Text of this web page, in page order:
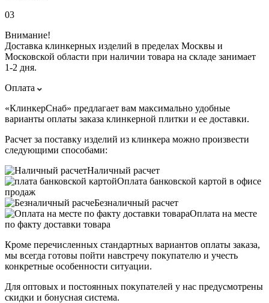
03
Внимание!
Доставка клинкерных изделий в пределах Москвы и
Московской области при наличии товара на складе занимает
1-2 дня.
Оплата
«КлинкерСнаб» предлагает вам максимально удобные
варианты оплаты заказа клинкерной плитки и ее доставки.
Расчет за поставку изделий из клинкера можно произвести
следующими способами:
Наличный расчет
Оплата банковской картой в офисе
продаж
Безналичный расчет
Оплата на месте
по факту доставки товара
Кроме перечисленных стандартных вариантов оплаты заказа,
мы всегда готовы пойти навстречу покупателю и учесть
конкретные особенности ситуации.
Для оптовых и постоянных покупателей у нас предусмотрены
скидки и бонусная система.